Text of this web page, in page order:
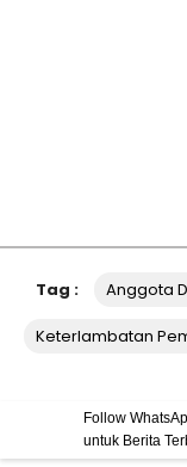
Tag : Anggota
Keterlambatan
Follow
untuk Berita